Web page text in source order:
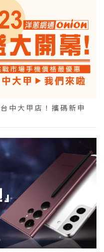
中大甲店！攜碼新申